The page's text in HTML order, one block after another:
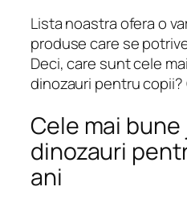
Lista noastra ofera o
produse care se
Deci, care sunt cele
dinozauri pentru
Cele mai
dinozauri
ani